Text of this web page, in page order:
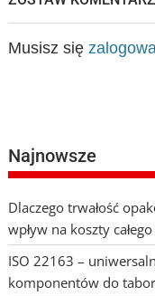
Musisz się
Najnowsze
Dlaczego trwałość
wpływ na koszty
ISO 22163 –
komponentów do